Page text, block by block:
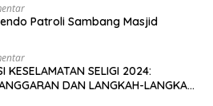
Patroli Sambang Masjid
KESELAMATAN SELIGI 2024:
DAN LANGKAH-LANGKAH